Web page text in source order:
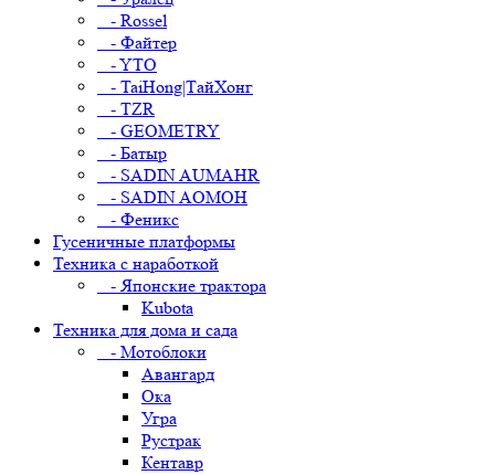
- Rossel
- Файтер
- YTO
- TaiHong|ТайХонг
- TZR
- GEOMETRY
- Батыр
- SADIN AUMAHR
- SADIN AOMOH
- Феникс
Гусеничные платформы
Техника с наработкой
- Японские трактора
Kubota
Техника для дома и сада
- Мотоблоки
Авангард
Ока
Угра
Рустрак
Кентавр